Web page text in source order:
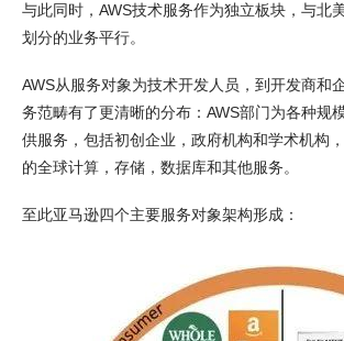
与此同时，AWS技术服务作为独立板块，与北
划分的业务平行。
AWS从服务对象为技术开发人员，到开发商和
务范畴有了更清晰的分布：AWS部门为各种规
供服务，包括初创企业，政府机构和学术机构
的全球计算，存储，数据库和其他服务。
至此亚马逊四个主要服务对象架构形成：